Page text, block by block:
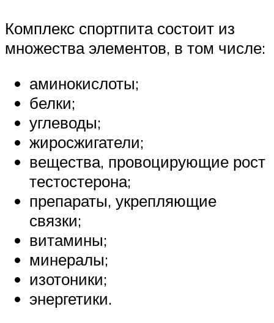
Комплекс спортпита состоит из
множества элементов, в том числе:
аминокислоты;
белки;
углеводы;
жиросжигатели;
вещества, провоцирующие рост
тестостерона;
препараты, укрепляющие
связки;
витамины;
минералы;
изотоники;
энергетики.